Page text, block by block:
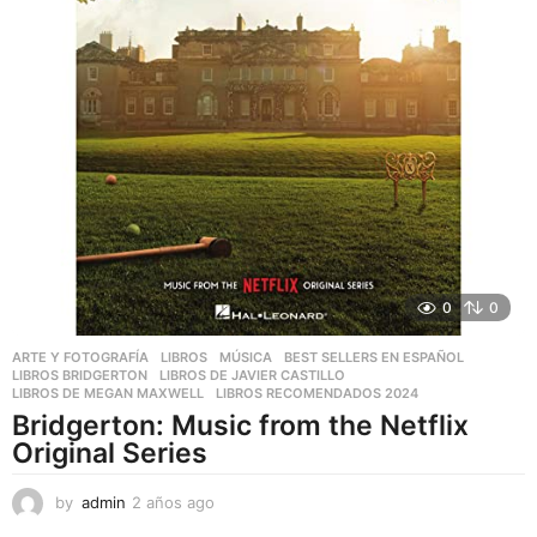
0 0
ARTE Y FOTOGRAFÍA ,LIBROS ,MÚSICA BEST SELLERS EN ESPAÑOL
LIBROS BRIDGERTON
,LIBROS DE JAVIER CASTILLO
LIBROS DE MEGAN MAXWELL
,LIBROS RECOMENDADOS 2024
Bridgerton: Music from the Netflix
Original Series
by admin 2 años ago